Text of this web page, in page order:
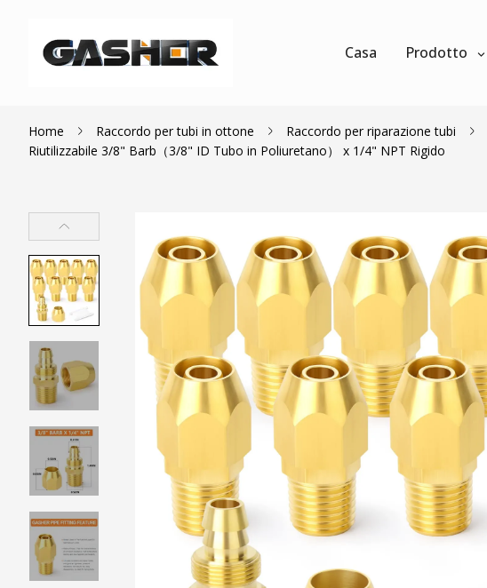
Casa Prodotto
Home Raccordo per tubi in ottone Raccordo per riparazione tubi
Riutilizzabile 3/8" Barb（3/8" ID Tubo in Poliuretano） x 1/4" NPT Rigido